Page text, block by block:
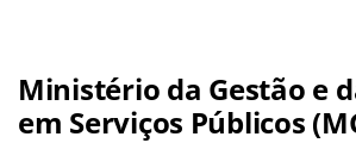
Ministério da Gestão e
em Serviços Públicos